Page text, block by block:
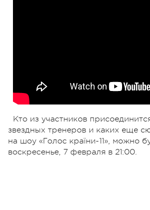
Кто из участников
звездных тренеров и каких еще
на шоу «Голос країни-11», можно
воскресенье, 7 февраля в 21:00.